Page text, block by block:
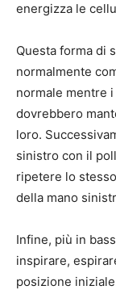
energizza le
Questa forma di
normalmente
normale mentre
dovrebbero
loro.
sinistro con il
ripetere lo
della mano
Infine, più in
inspirare,
posizione